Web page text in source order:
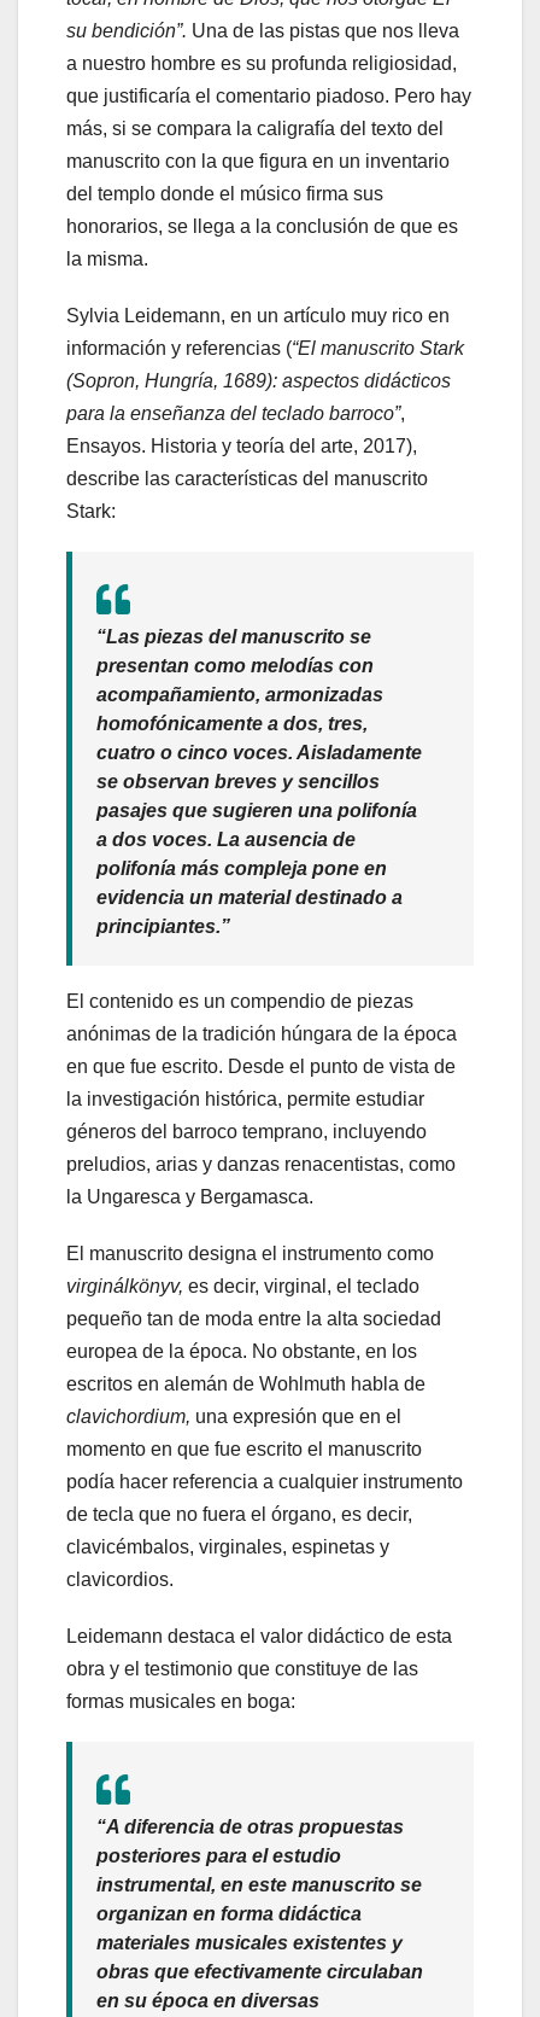
su bendición”. Una de las pistas que nos lleva
a nuestro hombre es su profunda religiosidad,
que justificaría el comentario piadoso. Pero hay
más, si se compara la caligrafía del texto del
manuscrito con la que figura en un inventario
del templo donde el músico firma sus
honorarios, se llega a la conclusión de que es
la misma.
Sylvia Leidemann, en un artículo muy rico en
información y referencias (“El manuscrito Stark
(Sopron, Hungría, 1689): aspectos didácticos
para la enseñanza del teclado barroco”,
Ensayos. Historia y teoría del arte, 2017),
describe las características del manuscrito
Stark:
“Las piezas del manuscrito se
presentan como melodías con
acompañamiento, armonizadas
homofónicamente a dos, tres,
cuatro o cinco voces. Aisladamente
se observan breves y sencillos
pasajes que sugieren una polifonía
a dos voces. La ausencia de
polifonía más compleja pone en
evidencia un material destinado a
principiantes.”
El contenido es un compendio de piezas
anónimas de la tradición húngara de la época
en que fue escrito. Desde el punto de vista de
la investigación histórica, permite estudiar
géneros del barroco temprano, incluyendo
preludios, arias y danzas renacentistas, como
la Ungaresca y Bergamasca.
El manuscrito designa el instrumento como
virginálkönyv, es decir, virginal, el teclado
pequeño tan de moda entre la alta sociedad
europea de la época. No obstante, en los
escritos en alemán de Wohlmuth habla de
clavichordium, una expresión que en el
momento en que fue escrito el manuscrito
podía hacer referencia a cualquier instrumento
de tecla que no fuera el órgano, es decir,
clavicémbalos, virginales, espinetas y
clavicordios.
Leidemann destaca el valor didáctico de esta
obra y el testimonio que constituye de las
formas musicales en boga:
“A diferencia de otras propuestas
posteriores para el estudio
instrumental, en este manuscrito se
organizan en forma didáctica
materiales musicales existentes y
obras que efectivamente circulaban
en su época en diversas